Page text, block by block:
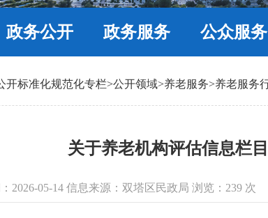
政务公开 政务服务 公众服务
开标准化规范化专栏>公开领域>养老服务>养老服务
关于养老机构评估信息栏
2026-05-14 信息来源：双塔区民政局 浏览： 239 次